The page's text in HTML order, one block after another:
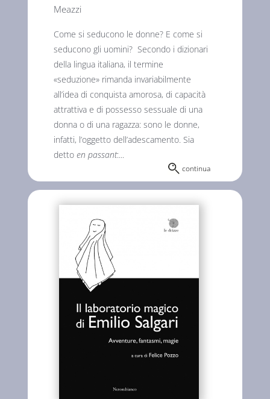
Meazzi
Come si seducono le donne? E come si
seducono gli uomini? Secondo i dizionari
della lingua italiana, il termine
«seduzione» rimanda invariabilmente
all’idea di conquista amorosa, di capacità
attrattiva e di possesso sessuale di una
donna o di una ragazza: sono le donne,
infatti, l’oggetto dell’adescamento. Sia
detto en passant:...
continua